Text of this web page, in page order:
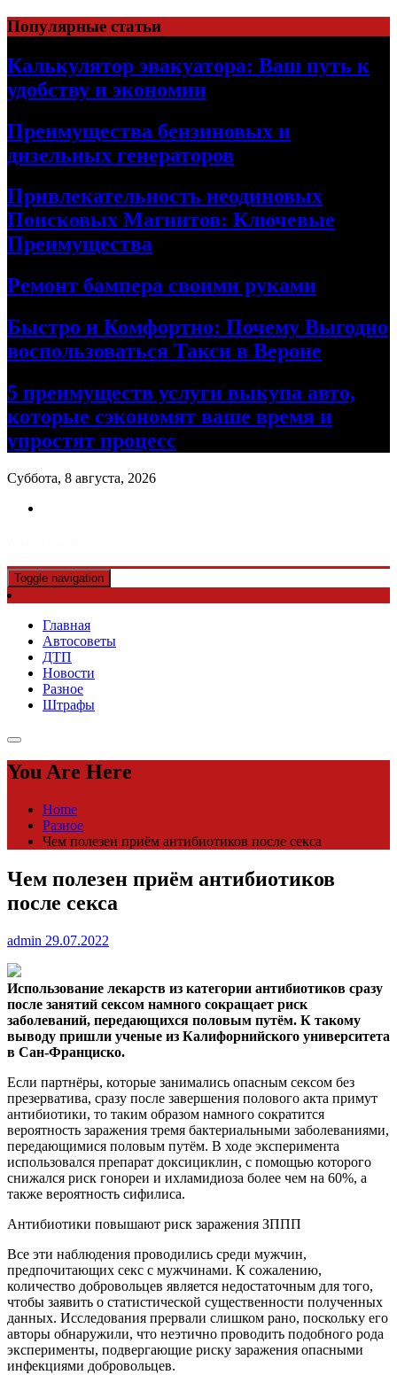
Skip
to
content
Популярные статьи
Калькулятор эвакуатора: Ваш путь к
удобству и экономии
Преимущества бензиновых и
дизельных генераторов
Привлекательность неодиновых
Поисковых Магнитов: Ключевые
Преимущества
Ремонт бампера своими руками
Быстро и Комфортно: Почему Выгодно
воспользоваться Такси в Вероне
5 преимуществ услуги выкупа авто,
которые сэкономят ваше время и
упростят процесс
Суббота, 8 августа, 2026
Toggle navigation
Главная
Автосоветы
ДТП
Новости
Разное
Штрафы
You Are Here
Home
Разное
Чем полезен приём антибиотиков после секса
Чем полезен приём антибиотиков
после секса
admin 29.07.2022
Использование лекарств из категории антибиотиков сразу
после занятий сексом намного сокращает риск
заболеваний, передающихся половым путём. К такому
выводу пришли ученые из Калифорнийского университета
в Сан-Франциско.
Если партнёры, которые занимались опасным сексом без
презерватива, сразу после завершения полового акта примут
антибиотики, то таким образом намного сократится
вероятность заражения тремя бактериальными заболеваниями,
передающимися половым путём. В ходе эксперимента
использовался препарат доксициклин, с помощью которого
снижался риск гонореи и ихламидиоза более чем на 60%, а
также вероятность сифилиса.
Антибиотики повышают риск заражения ЗППП
Все эти наблюдения проводились среди мужчин,
предпочитающих секс с мужчинами. К сожалению,
количество добровольцев является недостаточным для того,
чтобы заявить о статистической существенности полученных
данных. Исследования прервали слишком рано, поскольку его
авторы обнаружили, что неэтично проводить подобного рода
эксперименты, подвергающие риску заражения опасными
инфекциями добровольцев.